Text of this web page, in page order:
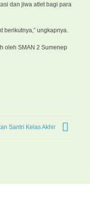
dan jiwa atlet bagi para
berikutnya,” ungkapnya.
oleh SMAN 2 Sumenep
Santri Kelas Akhir